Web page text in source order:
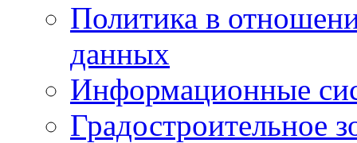
Политика в
данных
Информационные
Градостроительное